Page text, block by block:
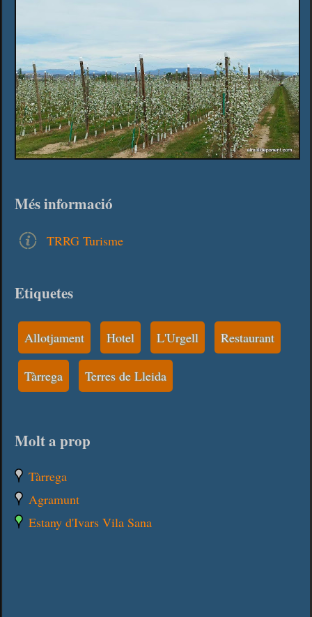
Més informació
TRRG Turisme
Etiquetes
Allotjament Hotel L'Urgell Restaurant
Tàrrega Terres de Lleida
Molt a prop
Tàrrega
Agramunt
Estany d'Ivars Vila Sana